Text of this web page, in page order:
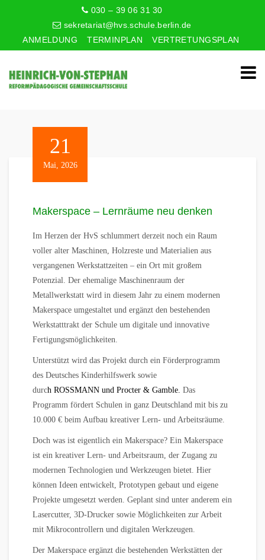
030 – 39 06 31 30
sekretariat@hvs.schule.berlin.de
ANMELDUNG
TERMINPLAN VERTRETUNGSPLAN
21
Mai, 2026
Makerspace – Lernräume neu denken
Im Herzen der HvS schlummert derzeit noch ein Raum
voller alter Maschinen, Holzreste und Materialien aus
vergangenen Werkstattzeiten – ein Ort mit großem
Potenzial. Der ehemalige Maschinenraum der
Metallwerkstatt wird in diesem Jahr zu einem modernen
Makerspace umgestaltet und ergänzt den bestehenden
Werkstatttrakt der Schule um digitale und innovative
Fertigungsmöglichkeiten.
Unterstützt wird das Projekt durch ein Förderprogramm
des Deutsches Kinderhilfswerk sowie
durch ROSSMANN und Procter & Gamble. Das
Programm fördert Schulen in ganz Deutschland mit bis zu
10.000 € beim Aufbau kreativer Lern- und Arbeitsräume.
Doch was ist eigentlich ein Makerspace? Ein Makerspace
ist ein kreativer Lern- und Arbeitsraum, der Zugang zu
modernen Technologien und Werkzeugen bietet. Hier
können Ideen entwickelt, Prototypen gebaut und eigene
Projekte umgesetzt werden. Geplant sind unter anderem ein
Lasercutter, 3D-Drucker sowie Möglichkeiten zur Arbeit
mit Mikrocontrollern und digitalen Werkzeugen.
Der Makerspace ergänzt die bestehenden Werkstätten der